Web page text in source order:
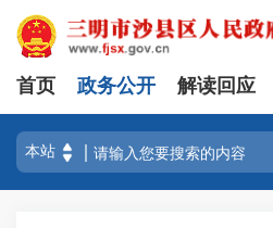
首页 政务公开 解读回应